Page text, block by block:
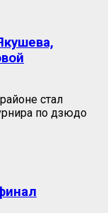
стал
по дзюдо